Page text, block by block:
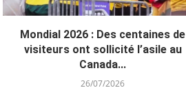
Mondial 2026 : Des centaines de
visiteurs ont sollicité l’asile au
Canada...
26/07/2026